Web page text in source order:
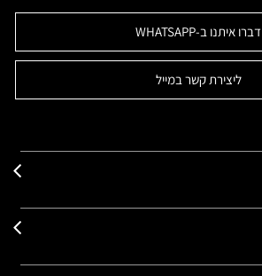
דברו איתנו ב-WHATSAPP
ליצירת קשר במייל